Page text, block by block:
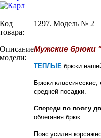
Код
товара:
1297. Модель № 2
Описание
модели:
Мужские брюки
ТЕПЛЫЕ брюки
Брюки классические,
средней посадки.
Спереди по поясу
облегания брюк.
Пояс усилен